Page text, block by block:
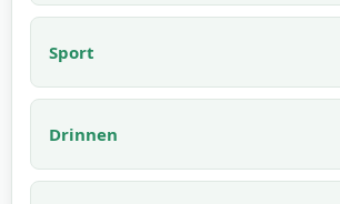
Sport
Drinnen